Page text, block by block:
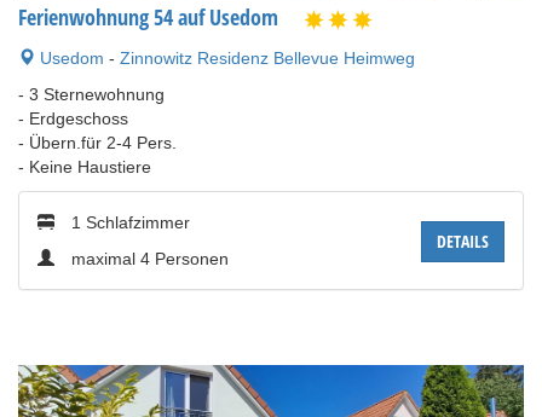
Ferienwohnung 54 auf Usedom
Usedom - Zinnowitz Residenz Bellevue Heimweg
- 3 Sternewohnung
- Erdgeschoss
- Übern.für 2-4 Pers.
- Keine Haustiere
DETAILS
1 Schlafzimmer
maximal 4 Personen